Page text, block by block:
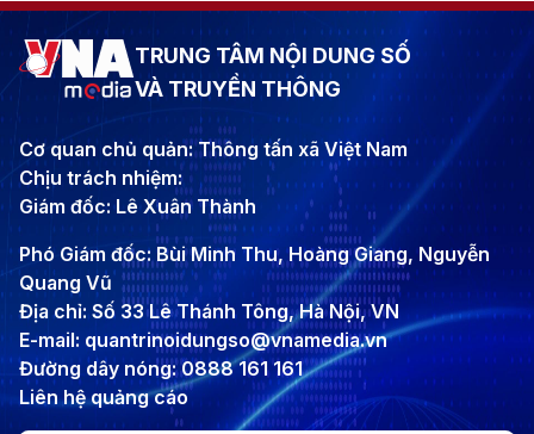
TRUNG TÂM NỘI DUNG SỐ
VÀ TRUYỀN THÔNG
Cơ quan chủ quản: Thông tấn xã Việt Nam
Chịu trách nhiệm:
Giám đốc: Lê Xuân Thành
Phó Giám đốc: Bùi Minh Thu, Hoàng Giang, Nguyễn
Quang Vũ
Địa chỉ: Số 33 Lê Thánh Tông, Hà Nội, VN
E-mail: quantrinoidungso@vnamedia.vn
Đường dây nóng: 0888 161 161
Liên hệ quảng cáo